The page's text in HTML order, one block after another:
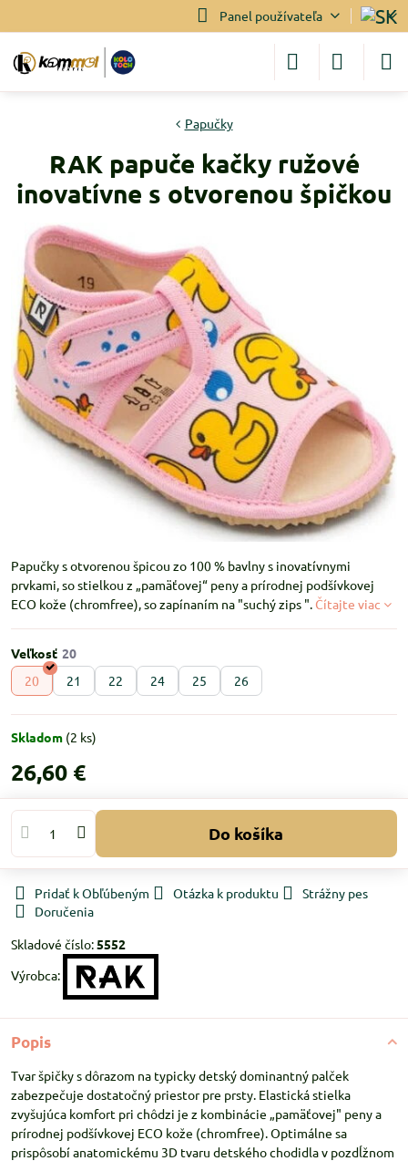
Panel používateľa
Papučky
RAK papuče kačky ružové
inovatívne s otvorenou špičkou
Papučky s otvorenou špicou zo 100 % bavlny s inovatívnymi
prvkami, so stielkou z „pamäťovej“ peny a prírodnej podšívkovej
ECO kože (chromfree), so zapínaním na "suchý zips ". Čítajte viac
Veľkosť
20
21 22 24 25 26
Skladom (2 ks)
26,60 €
Do košíka
Pridať k Obľúbeným Otázka k produktu
Strážny pes
Doručenia
Skladové číslo: 5552
Výrobca:
Popis
Tvar špičky s dôrazom na typicky detský dominantný palček
zabezpečuje dostatočný priestor pre prsty. Elastická stielka
zvyšujúca komfort pri chôdzi je z kombinácie „pamäťovej" peny a
prírodnej podšívkovej ECO kože (chromfree). Optimálne sa
prispôsobí anatomickému 3D tvaru detského chodidla v pozdĺžnom